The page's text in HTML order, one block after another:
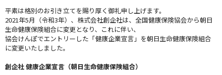
平素は格別のお引き立てを賜り厚く御礼申し上げます。
2021年5月（令和3年）、株式会社創企社は、全国健康保険協会から朝日
生命健康保険組合に変更となり、これに伴い、
協会けんぽでエントリーした「健康企業宣言」を朝日生命健康保険組合
に変更いたしました。
創企社 健康企業宣言（朝日生命健康保険組合）